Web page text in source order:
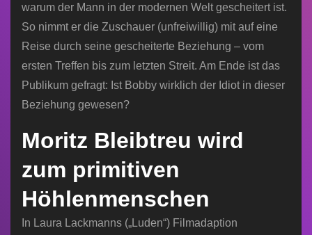
warum der Mann in der modernen Welt gescheitert ist.
So nimmt er die Zuschauer (unfreiwillig) mit auf eine
Reise durch seine gescheiterte Beziehung – vom
ersten Treffen bis zum letzten Streit. Am Ende ist das
Publikum gefragt: Ist Bobby wirklich der Idiot in dieser
Beziehung gewesen?
Moritz Bleibtreu wird
zum primitiven
Höhlenmenschen
In Laura Lackmanns („Luden“) Filmadaption